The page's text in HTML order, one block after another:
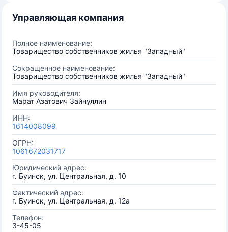
Управляющая компания
Полное наименование:
Товарищество собственников жилья "Западный"
Сокращенное наименование:
Товарищество собственников жилья "Западный"
Имя руководителя:
Марат Азатович Зайнуллин
ИНН:
1614008099
ОГРН:
1061672031717
Юридический адрес:
г. Буинск, ул. Центральная, д. 10
Фактический адрес:
г. Буинск, ул. Центральная, д. 12а
Телефон:
3-45-05